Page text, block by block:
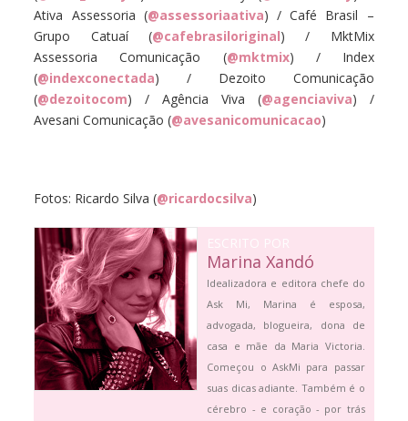
Ativa Assessoria (@assessoriaativa) / Café Brasil –
Grupo Catuaí (@cafebrasiloriginal) / MktMix
Assessoria Comunicação (@mktmix) / Index
(@indexconectada) / Dezoito Comunicação
(@dezoitocom) / Agência Viva (@agenciaviva) /
Avesani Comunicação (@avesanicomunicacao)
Fotos: Ricardo Silva (@ricardocsilva)
ESCRITO POR
Marina Xandó
Idealizadora e editora chefe do
Ask Mi, Marina é esposa,
advogada, blogueira, dona de
casa e mãe da Maria Victoria.
Começou o AskMi para passar
suas dicas adiante. Também é o
cérebro - e coração - por trás